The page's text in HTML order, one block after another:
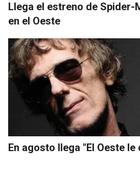
Llega el estreno de Spider-
en el Oeste
En agosto llega "El Oeste